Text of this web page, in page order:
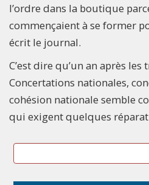
l’ordre dans la boutique
commençaient à se former
écrit le journal.
C’est dire qu’un an après les
Concertations nationales,
cohésion nationale semble
qui exigent quelques